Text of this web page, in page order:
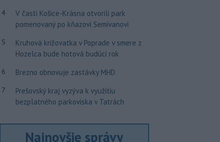
4
V časti Košice-Krásna otvorili park
pomenovaný po kňazovi Semivanovi
5
Kruhová križovatka v Poprade v smere z
Hozelca bude hotová budúci rok
6 Brezno obnovuje zastávky MHD
7
Prešovský kraj vyzýva k využitiu
bezplatného parkoviska v Tatrách
Najnovšie správy